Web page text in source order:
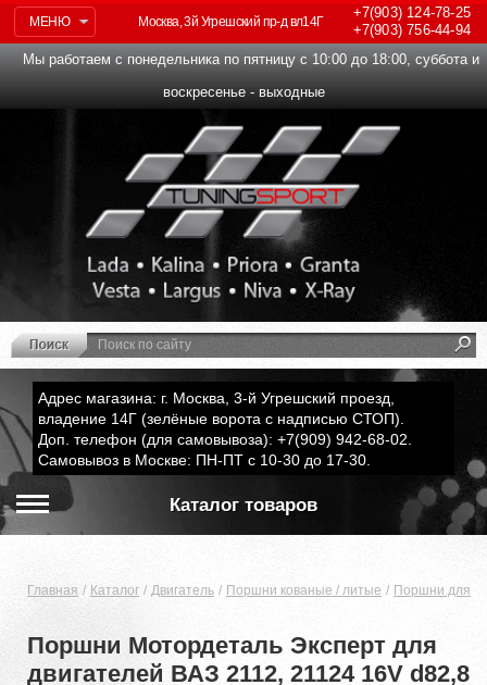
МЕНЮ
+7(903)124-78-25
+7(903)756-44-94
Москва, 3й Угрешский пр-д вл14Г
Мы работаем с понедельника по пятницу с 10:00 до 18:00, суббота и
воскресенье - выходные
Адрес магазина: г. Москва, 3-й Угрешский проезд,
владение 14Г (зелёные ворота с надписью СТОП).
Доп. телефон (для самовывоза): +7(909) 942-68-02.
Самовывоз в Москве: ПН-ПТ с 10-30 до 17-30.
Каталог товаров
Главная Каталог Двигатель Поршни кованые / литые Поршни для
Поршни Мотордеталь Эксперт для
двигателей ВАЗ 2112, 21124 16V d82,8